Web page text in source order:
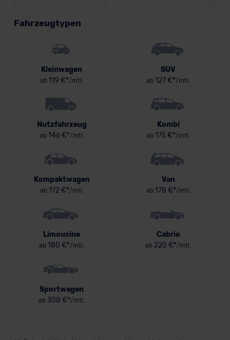
Fahrzeugtypen
Kleinwagen
ab 119 €*/mtl.
SUV
ab 127 €*/mtl.
Nutzfahrzeug
ab146 €*/mtl.
Kombi
ab 175 €*/mtl.
Kompaktwagen
ab172 €*/mtl.
Van
ab178 €*/mtl.
Limousine
ab 180 €*/mtl.
Cabrio
ab 220 €*/mtl.
Sportwagen
ab 308 €*/mtl.